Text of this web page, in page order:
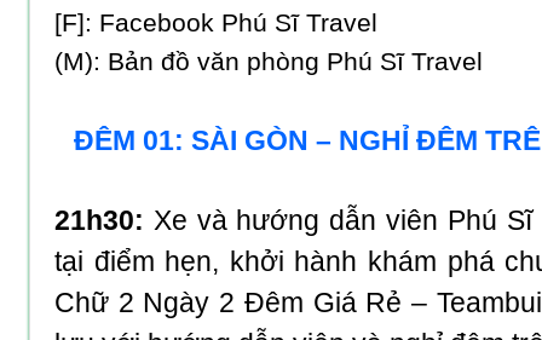
[F]: Facebook Phú Sĩ Travel
(M): Bản đồ văn phòng Phú Sĩ Travel
ĐÊM 01: SÀI GÒN – NGHỈ ĐÊM
21h30: Xe và hướng dẫn viên Phú
tại điểm hẹn, khởi hành khám phá
Chữ 2 Ngày 2 Đêm Giá Rẻ –